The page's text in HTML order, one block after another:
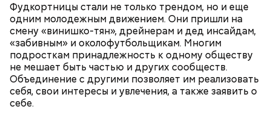
Фудкортницы стали не только трендом, но и еще
одним молодежным движением. Они пришли на
смену «винишко-тян», дрейнерам и дед инсайдам,
«забивным» и околофутбольщикам. Многим
подросткам принадлежность к одному обществу
не мешает быть частью и других сообществ.
Объединение с другими позволяет им реализовать
себя, свои интересы и увлечения, а также заявить о
себе.